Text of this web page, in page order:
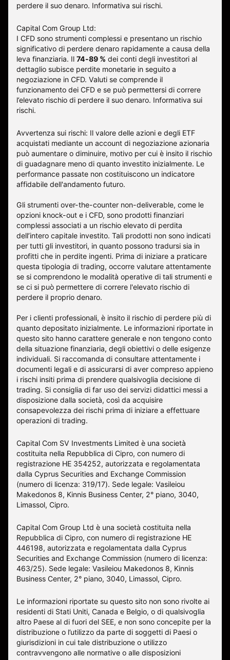
perdere il suo denaro. Informativa sui rischi.
Capital Com Group Ltd:
I CFD sono strumenti complessi e presentano un rischio
significativo di perdere denaro rapidamente a causa della
leva finanziaria. Il 74-89 % dei conti degli investitori al
dettaglio subisce perdite monetarie in seguito a
negoziazione in CFD. Valuti se comprende il
funzionamento dei CFD e se può permettersi di correre
l’elevato rischio di perdere il suo denaro. Informativa sui
rischi.
Avvertenza sui rischi: Il valore delle azioni e degli ETF
acquistati mediante un account di negoziazione azionaria
può aumentare o diminuire, motivo per cui è insito il rischio
di guadagnare meno di quanto investito inizialmente. Le
performance passate non costituiscono un indicatore
affidabile dell'andamento futuro.
Gli strumenti over-the-counter non-deliverable, come le
opzioni knock-out e i CFD, sono prodotti finanziari
complessi associati a un rischio elevato di perdita
dell’intero capitale investito. Tali prodotti non sono indicati
per tutti gli investitori, in quanto possono tradursi sia in
profitti che in perdite ingenti. Prima di iniziare a praticare
questa tipologia di trading, occorre valutare attentamente
se si comprendono le modalità operative di tali strumenti e
se ci si può permettere di correre l'elevato rischio di
perdere il proprio denaro.
Per i clienti professionali, è insito il rischio di perdere più di
quanto depositato inizialmente. Le informazioni riportate in
questo sito hanno carattere generale e non tengono conto
della situazione finanziaria, degli obiettivi o delle esigenze
individuali. Si raccomanda di consultare attentamente i
documenti legali e di assicurarsi di aver compreso appieno
i rischi insiti prima di prendere qualsivoglia decisione di
trading. Si consiglia di far uso dei servizi didattici messi a
disposizione dalla società, così da acquisire
consapevolezza dei rischi prima di iniziare a effettuare
operazioni di trading.
Capital Com SV Investments Limited è una società
costituita nella Repubblica di Cipro, con numero di
registrazione HE 354252, autorizzata e regolamentata
dalla Cyprus Securities and Exchange Commission
(numero di licenza: 319/17). Sede legale: Vasileiou
Makedonos 8, Kinnis Business Center, 2° piano, 3040,
Limassol, Cipro.
Capital Com Group Ltd è una società costituita nella
Repubblica di Cipro, con numero di registrazione ΗΕ
446198, autorizzata e regolamentata dalla Cyprus
Securities and Exchange Commission (numero di licenza:
463/25). Sede legale: Vasileiou Makedonos 8, Kinnis
Business Center, 2° piano, 3040, Limassol, Cipro.
Le informazioni riportate su questo sito non sono rivolte ai
residenti di Stati Uniti, Canada e Belgio, o di qualsivoglia
altro Paese al di fuori del SEE, e non sono concepite per la
distribuzione o l’utilizzo da parte di soggetti di Paesi o
giurisdizioni in cui tale distribuzione o utilizzo
contravvengono alle normative o alle disposizioni